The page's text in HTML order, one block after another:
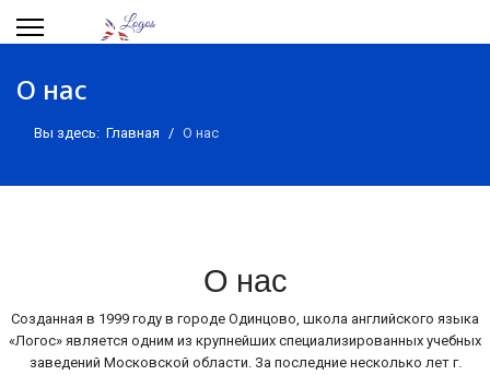
О нас
Вы здесь: Главная О нас
О нас
Созданная в 1999 году в городе Одинцово, школа английского языка
«Логос» является одним из крупнейших специализированных учебных
заведений Московской области. За последние несколько лет г.